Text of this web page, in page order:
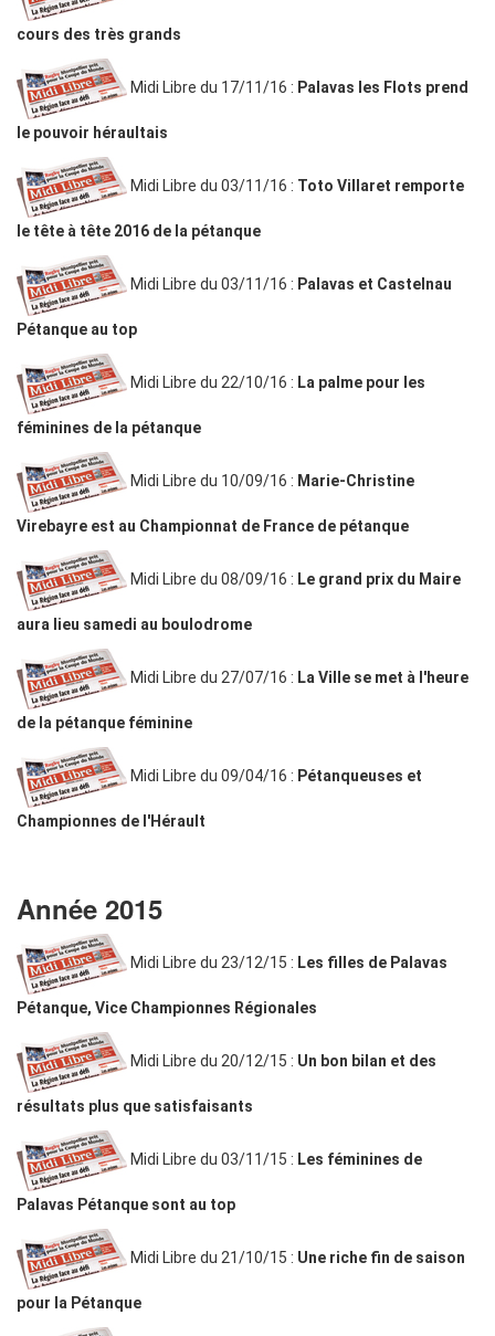
cours des très grands
Midi Libre du 17/11/16 : Palavas les Flots prend
le pouvoir héraultais
Midi Libre du 03/11/16 : Toto Villaret remporte
le tête à tête 2016 de la pétanque
Midi Libre du 03/11/16 : Palavas et Castelnau
Pétanque au top
Midi Libre du 22/10/16 : La palme pour les
féminines de la pétanque
Midi Libre du 10/09/16 : Marie-Christine
Virebayre est au Championnat de France de pétanque
Midi Libre du 08/09/16 : Le grand prix du Maire
aura lieu samedi au boulodrome
Midi Libre du 27/07/16 : La Ville se met à l'heure
de la pétanque féminine
Midi Libre du 09/04/16 : Pétanqueuses et
Championnes de l'Hérault
Année 2015
Midi Libre du 23/12/15 : Les filles de Palavas
Pétanque, Vice Championnes Régionales
Midi Libre du 20/12/15 : Un bon bilan et des
résultats plus que satisfaisants
Midi Libre du 03/11/15 : Les féminines de
Palavas Pétanque sont au top
Midi Libre du 21/10/15 : Une riche fin de saison
pour la Pétanque